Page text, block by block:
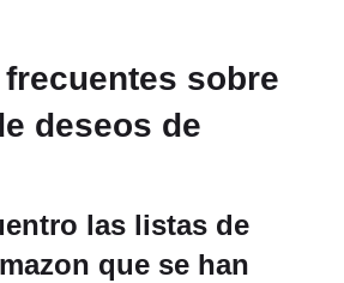
sobre
deseos de
las listas de
que se han